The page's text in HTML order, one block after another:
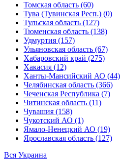
Томская область (60)
Тува (Тувинская Респ.) (0)
Тульская область (127)
Тюменская область (138)
Удмуртия (157)
Ульяновская область (67)
Хабаровский край (275)
Хакасия (12)
Ханты-Мансийский АО (44)
Челябинская область (366)
Чеченская Республика (7)
Читинская область (11)
Чувашия (158)
Чукотский АО (1)
Ямало-Ненецкий АО (19)
Ярославская область (127)
Вся Украина